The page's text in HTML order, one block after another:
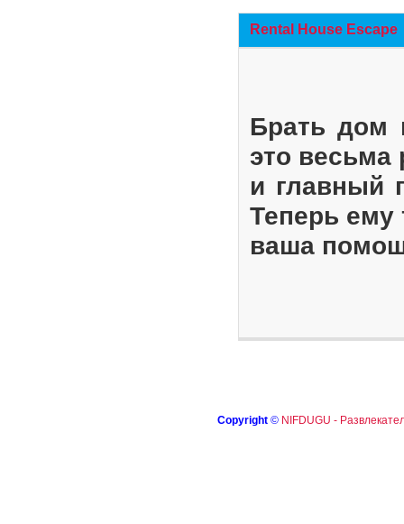
Rental House Escape
Брать дом
это весьма
и главный
Теперь ему
ваша
Copyright © NIFDUGU -